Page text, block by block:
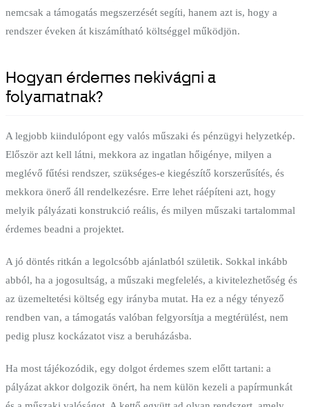
nemcsak a támogatás megszerzését segíti, hanem azt is, hogy a
rendszer éveken át kiszámítható költséggel működjön.
Hogyan érdemes nekivágni a
folyamatnak?
A legjobb kiindulópont egy valós műszaki és pénzügyi helyzetkép.
Először azt kell látni, mekkora az ingatlan hőigénye, milyen a
meglévő fűtési rendszer, szükséges-e kiegészítő korszerűsítés, és
mekkora önerő áll rendelkezésre. Erre lehet ráépíteni azt, hogy
melyik pályázati konstrukció reális, és milyen műszaki tartalommal
érdemes beadni a projektet.
A jó döntés ritkán a legolcsóbb ajánlatból születik. Sokkal inkább
abból, ha a jogosultság, a műszaki megfelelés, a kivitelezhetőség és
az üzemeltetési költség egy irányba mutat. Ha ez a négy tényező
rendben van, a támogatás valóban felgyorsítja a megtérülést, nem
pedig plusz kockázatot visz a beruházásba.
Ha most tájékozódik, egy dolgot érdemes szem előtt tartani: a
pályázat akkor dolgozik önért, ha nem külön kezeli a papírmunkát